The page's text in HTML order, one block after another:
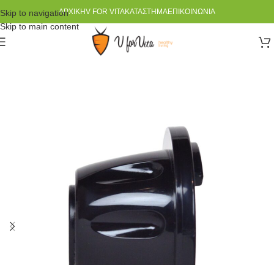
Skip to navigation
Skip to main content
ΑΡΧΙΚΉV FOR VITAΚΑΤΆΣΤΗΜΑΕΠΙΚΟΙΝΩΝΊΑ